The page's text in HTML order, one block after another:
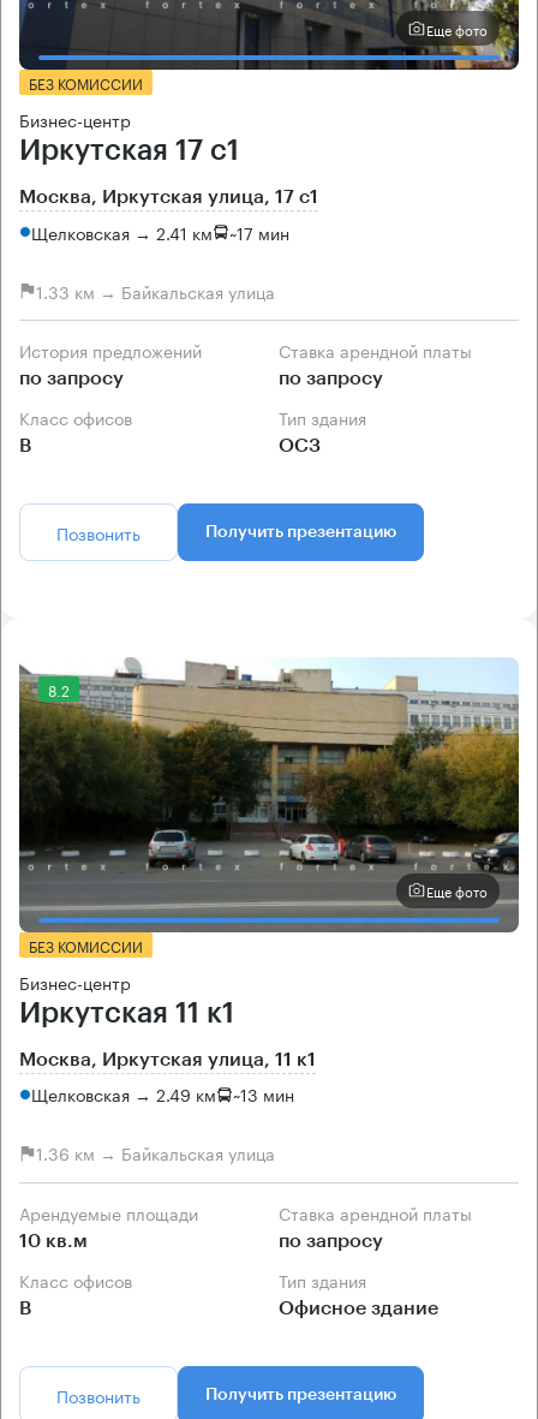
Еще фото
БЕЗ КОМИССИИ
Бизнес-центр
Иркутская 17 с1
Москва, Иркутская улица, 17 с1
Щелковская → 2.41 км ~17 мин
1.33 км → Байкальская улица
История предложений
по запросу
Ставка арендной платы
по запросу
Класс офисов
B
Тип здания
ОСЗ
Позвонить Получить презентацию
8.2
Еще фото
БЕЗ КОМИССИИ
Бизнес-центр
Иркутская 11 к1
Москва, Иркутская улица, 11 к1
Щелковская → 2.49 км ~13 мин
1.36 км → Байкальская улица
Арендуемые площади
10 кв.м
Ставка арендной платы
по запросу
Класс офисов
B
Тип здания
Офисное здание
Позвонить Получить презентацию